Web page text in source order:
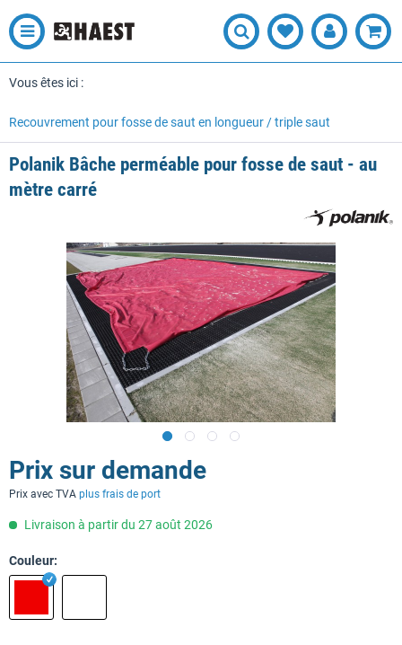
Vous êtes ici :
Recouvrement pour fosse de saut en longueur / triple saut
Polanik Bâche perméable pour fosse de saut - au
mètre carré
Prix sur demande
Prix avec TVA plus frais de port
Livraison à partir du 27 août 2026
Couleur: